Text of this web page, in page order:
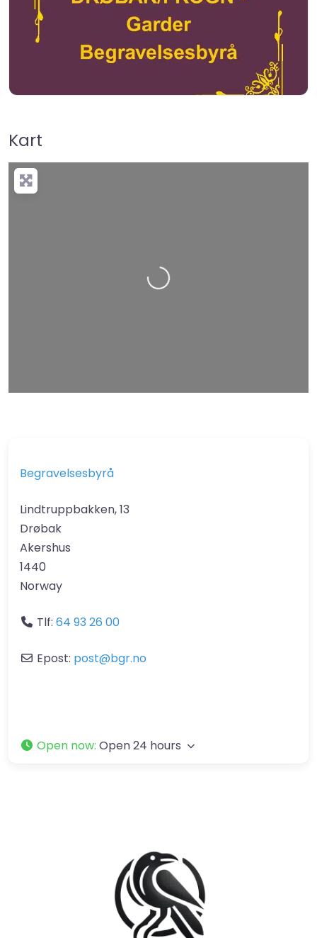
Kart
+
Begravelsesbyrå
Lindtruppbakken, 13
Drøbak
Akershus
1440
Norway
Tlf: 64 93 26 00
Epost: post@bgr.no
Open now: Open 24 hours